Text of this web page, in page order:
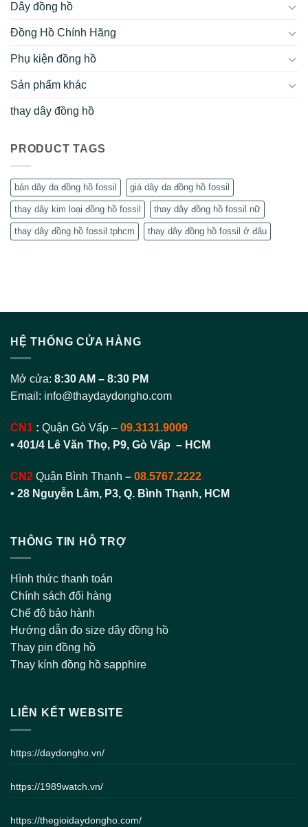
Dây đồng hồ
Đồng Hồ Chính Hãng
Phụ kiện đồng hồ
Sản phẩm khác
thay dây đồng hồ
PRODUCT TAGS
bán dây da đồng hồ fossil giá dây da đồng hồ fossil
thay dây kim loại đồng hồ fossil thay dây đồng hồ fossil nữ
thay dây đồng hồ fossil tphcm thay dây đồng hồ fossil ở đâu
HỆ THỐNG CỬA HÀNG
Mở cửa: 8:30 AM – 8:30 PM
Email: info@thaydaydongho.com
CN1 : Quận Gò Vấp – 09.3131.9009
• 401/4 Lê Văn Thọ, P9, Gò Vấp – HCM
CN2 Quận Bình Thạnh – 08.5767.2222
• 28 Nguyễn Lâm, P3, Q. Bình Thạnh, HCM
THÔNG TIN HỖ TRỢ
Hình thức thanh toán
Chính sách đổi hàng
Chế độ bảo hành
Hướng dẫn đo size dây đồng hồ
Thay pin đồng hồ
Thay kính đồng hồ sapphire
LIÊN KẾT WEBSITE
https://daydongho.vn/
https://1989watch.vn/
https://thegioidaydongho.com/